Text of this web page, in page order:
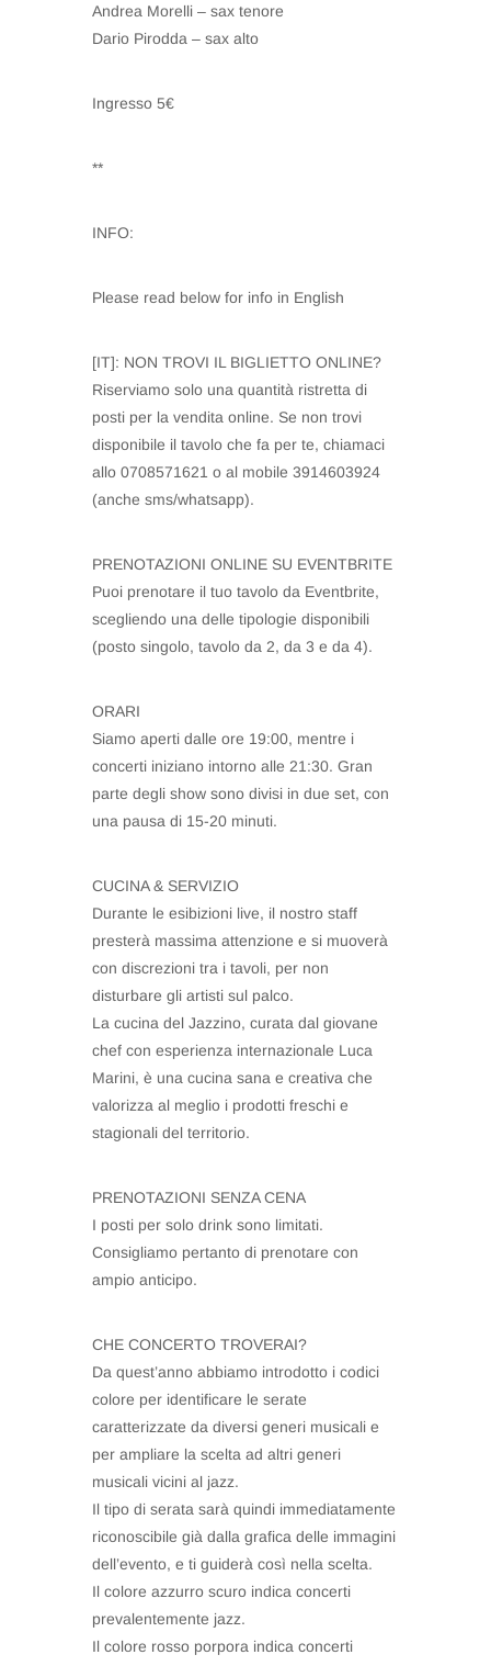
Andrea Morelli – sax tenore
Dario Pirodda – sax alto
Ingresso 5€
**
INFO:
Please read below for info in English
[IT]: NON TROVI IL BIGLIETTO ONLINE?
Riserviamo solo una quantità ristretta di
posti per la vendita online. Se non trovi
disponibile il tavolo che fa per te, chiamaci
allo 0708571621 o al mobile 3914603924
(anche sms/whatsapp).
PRENOTAZIONI ONLINE SU EVENTBRITE
Puoi prenotare il tuo tavolo da Eventbrite,
scegliendo una delle tipologie disponibili
(posto singolo, tavolo da 2, da 3 e da 4).
ORARI
Siamo aperti dalle ore 19:00, mentre i
concerti iniziano intorno alle 21:30. Gran
parte degli show sono divisi in due set, con
una pausa di 15-20 minuti.
CUCINA & SERVIZIO
Durante le esibizioni live, il nostro staff
presterà massima attenzione e si muoverà
con discrezioni tra i tavoli, per non
disturbare gli artisti sul palco.
La cucina del Jazzino, curata dal giovane
chef con esperienza internazionale Luca
Marini, è una cucina sana e creativa che
valorizza al meglio i prodotti freschi e
stagionali del territorio.
PRENOTAZIONI SENZA CENA
I posti per solo drink sono limitati.
Consigliamo pertanto di prenotare con
ampio anticipo.
CHE CONCERTO TROVERAI?
Da quest’anno abbiamo introdotto i codici
colore per identificare le serate
caratterizzate da diversi generi musicali e
per ampliare la scelta ad altri generi
musicali vicini al jazz.
Il tipo di serata sarà quindi immediatamente
riconoscibile già dalla grafica delle immagini
dell’evento, e ti guiderà così nella scelta.
Il colore azzurro scuro indica concerti
prevalentemente jazz.
Il colore rosso porpora indica concerti